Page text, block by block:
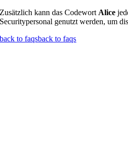
Zusätzlich kann das Codewort Alice
Securitypersonal genutzt werden, um
back to faqsback to faqs